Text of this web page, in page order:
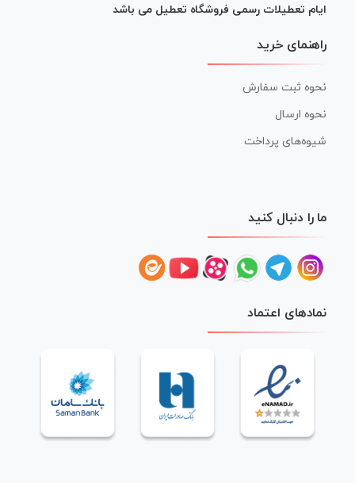
ایام تعطیلات رسمی فروشگاه تعطیل می باشد
راهنمای خرید
نحوه ثبت سفارش
نحوه ارسال
شیوه‌های پرداخت
ما را دنبال کنید
نمادهای اعتماد